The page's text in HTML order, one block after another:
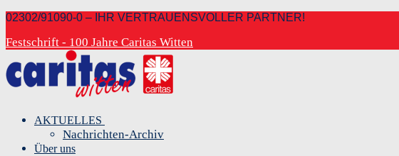
Zum
springen
Menü
Schließen
02302/91090-0 – IHR VERTRAUENSVOLLER PARTNER!
Festschrift - 100 Jahre Caritas Witten
AKTUELLES
Nachrichten-Archiv
Über uns